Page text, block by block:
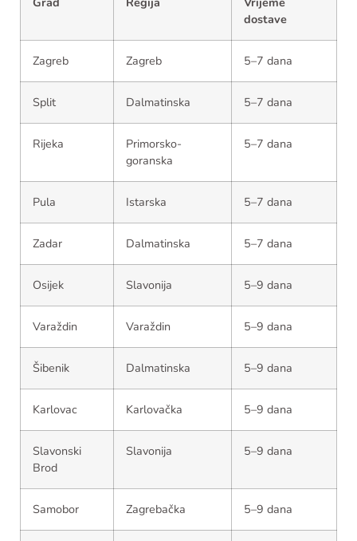
dostave
Zagreb Zagreb 5–7 dana
Split Dalmatinska 5–7 dana
Rijeka
Primorsko-
goranska
5–7 dana
Pula Istarska 5–7 dana
Zadar Dalmatinska 5–7 dana
Osijek Slavonija 5–9 dana
Varaždin Varaždin 5–9 dana
Šibenik Dalmatinska 5–9 dana
Karlovac Karlovačka 5–9 dana
Slavonski
Brod
Slavonija 5–9 dana
Samobor Zagrebačka 5–9 dana